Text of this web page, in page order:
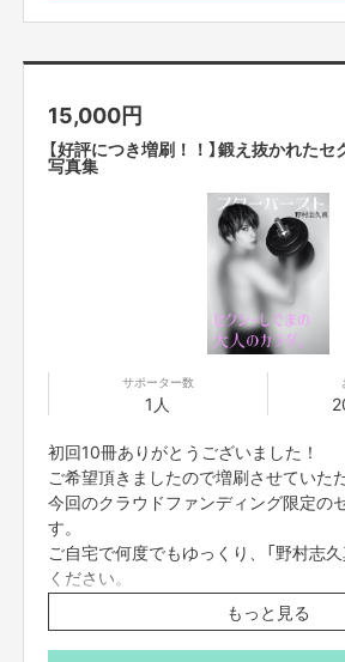
番組のクオリティー向上や維持のための経費や宣
合計100万円使用させていただきます。
・クラウドファンディング手数料 30万円
15,000円
【好評につき増刷！！】鍛え抜かれた
写真集
サポーター数
1人
初回10冊ありがとうございました！
ご希望頂きましたので増刷させていた
今回のクラウドファンディング限定の
す。
ご自宅で何度でもゆっくり、「野村志
ください。
▪写真集詳細
ページ数：48ページ
もっと見る